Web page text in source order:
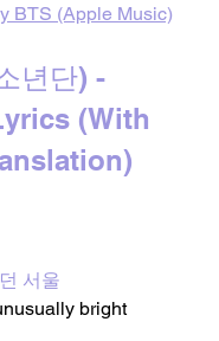
BTS (Apple Music)
년단) -
(With
서울
bright